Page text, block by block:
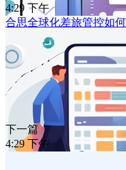
4:29 下午
合思全球化差旅管控如
下一篇
4:29 下午